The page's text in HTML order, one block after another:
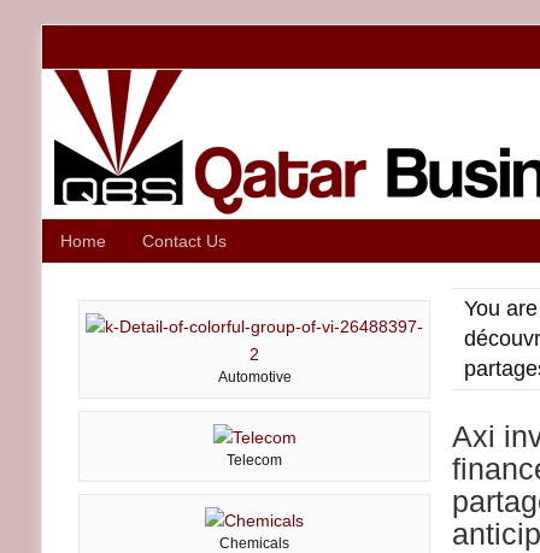
Home Contact Us
You
Axi
Automotive
Telecom
Chemicals